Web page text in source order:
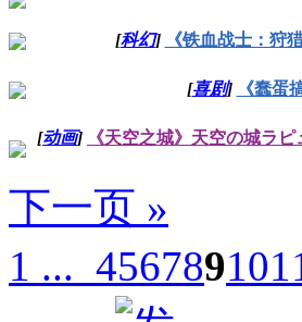
[科幻] 《铁血战士：狩
[喜剧] 《蠢蛋
[动画]
《天空之城》天空の城ラ
下一页 »
1 ... 45678910